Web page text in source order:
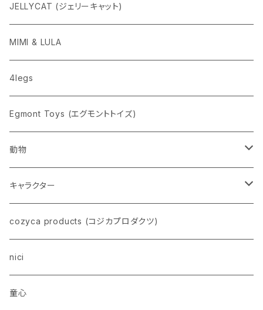
ニューレトロ
penco
nahe
pppppins（ピーーーーンズ）
JELLYCAT (ジェリーキャット)
MIMI & LULA
4legs
Egmont Toys (エグモントトイズ)
動物
ネコ
イヌ
トイプードル
柴犬
ウザギ
パンダ
キャラクター
スヌーピー
モンチッチ
ムーミン
cozyca products (コジカプロダクツ)
nici
童心